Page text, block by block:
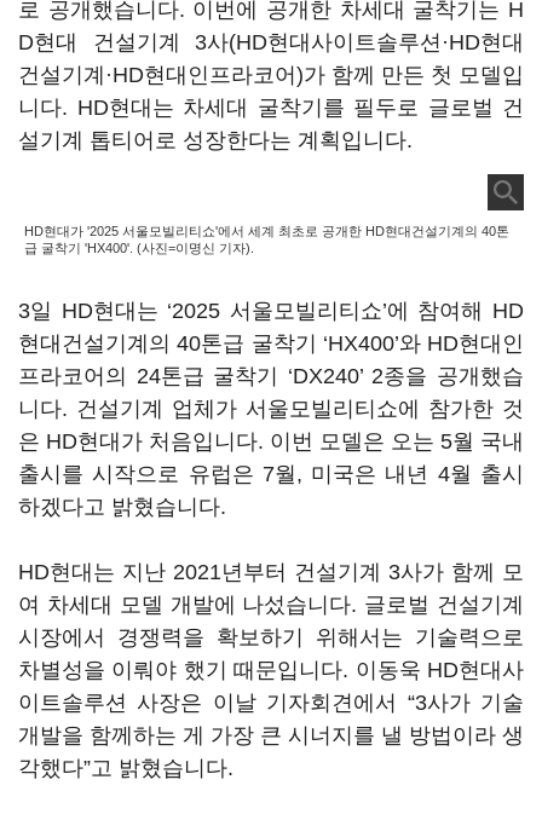
로 공개했습니다. 이번에 공개한 차세대 굴착기는 H
D현대 건설기계 3사(HD현대사이트솔루션·HD현대
건설기계·HD현대인프라코어)가 함께 만든 첫 모델입
니다. HD현대는 차세대 굴착기를 필두로 글로벌 건
설기계 톱티어로 성장한다는 계획입니다.
HD현대가 '2025 서울모빌리티쇼'에서 세계 최초로 공개한 HD현대건설기계의 40톤
급 굴착기 'HX400'. (사진=이명신 기자).
3일 HD현대는 ‘2025 서울모빌리티쇼’에 참여해 HD
현대건설기계의 40톤급 굴착기 ‘HX400’와 HD현대인
프라코어의 24톤급 굴착기 ‘DX240’ 2종을 공개했습
니다. 건설기계 업체가 서울모빌리티쇼에 참가한 것
은 HD현대가 처음입니다. 이번 모델은 오는 5월 국내
출시를 시작으로 유럽은 7월, 미국은 내년 4월 출시
하겠다고 밝혔습니다.
HD현대는 지난 2021년부터 건설기계 3사가 함께 모
여 차세대 모델 개발에 나섰습니다. 글로벌 건설기계
시장에서 경쟁력을 확보하기 위해서는 기술력으로
차별성을 이뤄야 했기 때문입니다. 이동욱 HD현대사
이트솔루션 사장은 이날 기자회견에서 “3사가 기술
개발을 함께하는 게 가장 큰 시너지를 낼 방법이라 생
각했다”고 밝혔습니다.